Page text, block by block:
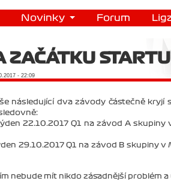
Novinky Forum
ZAČÁTKU
- 22:09
následující dva závody částečně kryjí
22.10.2017 Q1 na závod A
29.10.2017 Q1 na závod B skupiny
nebude mít nikdo zásadnější problém